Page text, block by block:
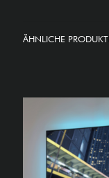
ÄHNLICHE